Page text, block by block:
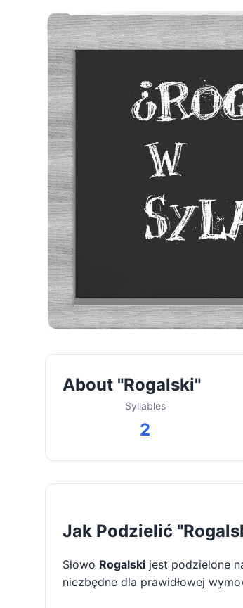
About "Rogalski"
Syllables
2
Jak Podzielić
Słowo Rogalski jest podzielone
niezbędne dla prawidłowej